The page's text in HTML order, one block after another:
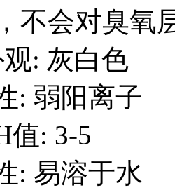
不会对臭氧
: 灰白色
: 弱阳离子
值: 3-5
: 易溶于水